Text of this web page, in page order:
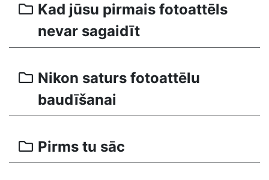
Kad jūsu pirmais fotoattēls
nevar sagaidīt
Nikon saturs fotoattēlu
baudīšanai
Pirms tu sāc